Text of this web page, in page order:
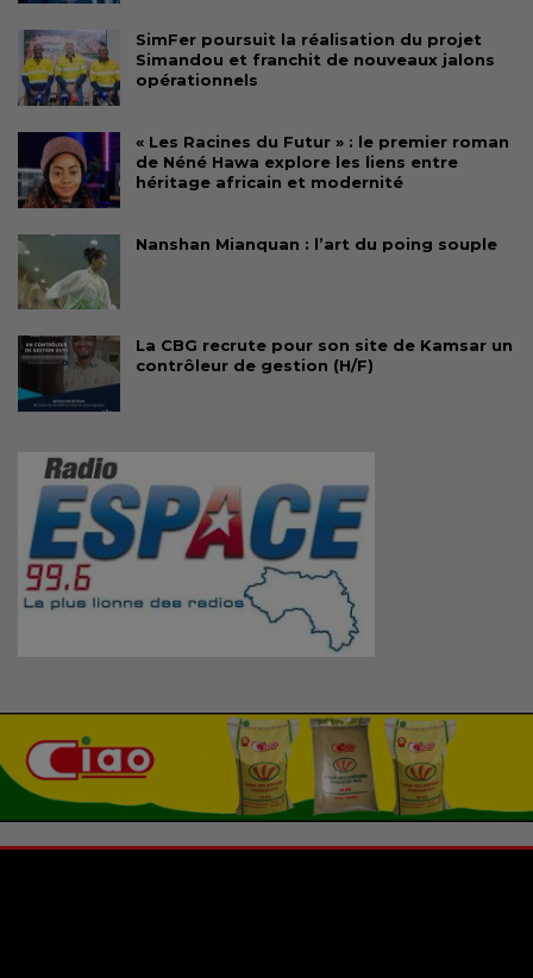
SimFer poursuit la réalisation du projet
Simandou et franchit de nouveaux jalons
opérationnels
« Les Racines du Futur » : le premier roman
de Néné Hawa explore les liens entre
héritage africain et modernité
Nanshan Mianquan : l’art du poing souple
La CBG recrute pour son site de Kamsar un
contrôleur de gestion (H/F)